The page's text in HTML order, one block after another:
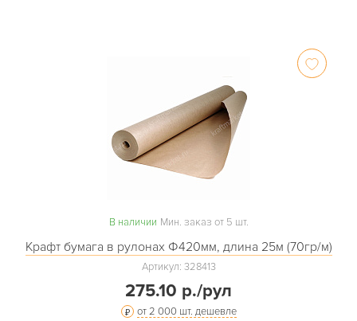
В наличии Мин. заказ от 5 шт.
Крафт бумага в рулонах Ф420мм, длина 25м (70гр/м)
Артикул: 328413
275.10 р./рул
от 2 000 шт. дешевле